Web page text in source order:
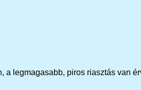
legmagasabb, piros riasztás van